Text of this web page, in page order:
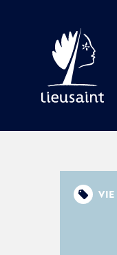
VIE